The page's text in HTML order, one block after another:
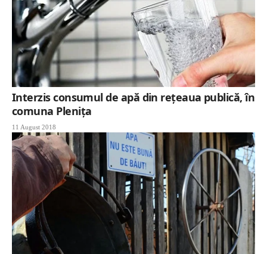
Interzis consumul de apă din rețeaua publică, în
comuna Plenița
11 August 2018